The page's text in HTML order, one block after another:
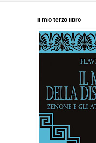
Il mio terzo libro